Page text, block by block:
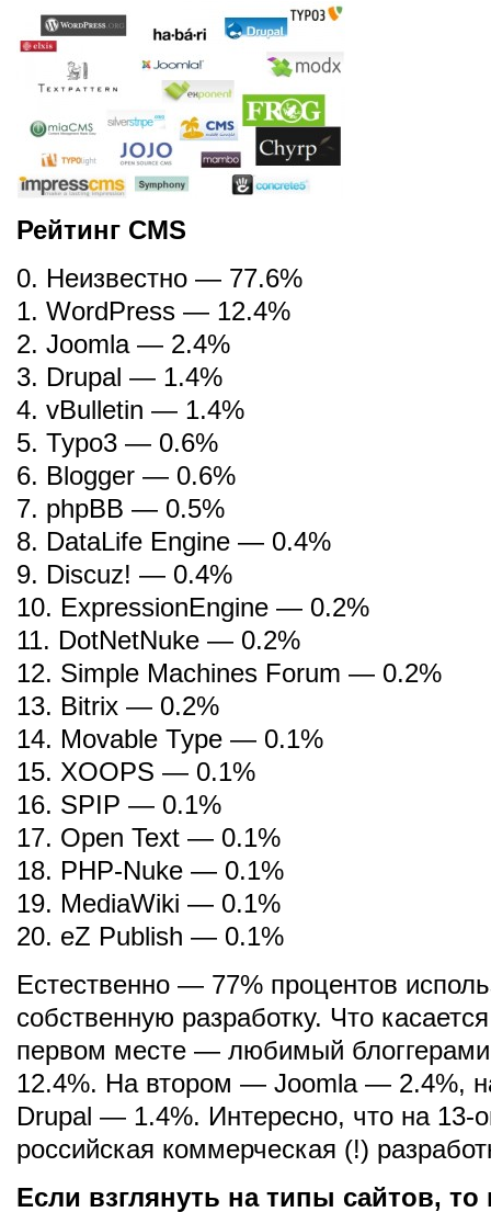
Рейтинг CMS
0. Неизвестно — 77.6%
1. WordPress — 12.4%
2. Joomla — 2.4%
3. Drupal — 1.4%
4. vBulletin — 1.4%
5. Typo3 — 0.6%
6. Blogger — 0.6%
7. phpBB — 0.5%
8. DataLife Engine — 0.4%
9. Discuz! — 0.4%
10. ExpressionEngine — 0.2%
11. DotNetNuke — 0.2%
12. Simple Machines Forum — 0.2%
13. Bitrix — 0.2%
14. Movable Type — 0.1%
15. XOOPS — 0.1%
16. SPIP — 0.1%
17. Open Text — 0.1%
18. PHP-Nuke — 0.1%
19. MediaWiki — 0.1%
20. eZ Publish — 0.1%
Естественно — 77% процентов
собственную разработку. Что
первом месте — любимый
12.4%. На втором — Joomla — 2.4%,
Drupal — 1.4%. Интересно, что на 13-
российская коммерческая (!)
Если взглянуть на типы сайтов, то